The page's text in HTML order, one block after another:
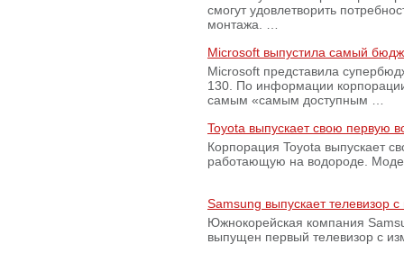
смогут удовлетворить
монтажа. …
Microsoft выпустила самый
Microsoft представила
130. По информации
самым «самым доступным …
Toyota выпускает свою первую
Корпорация Toyota выпускает
работающую на водороде.
Samsung выпускает телевизор
Южнокорейская компания
выпущен первый телевизор с